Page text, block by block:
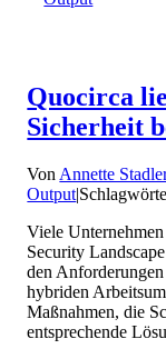
Quocirca
Sicherheit
Von Annette
Output|
Viele
Security
den
hybriden
Maßnahmen, die
entsprechende